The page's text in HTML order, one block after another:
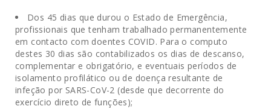
Dos 45 dias que durou o Estado de Emergência,
profissionais que tenham trabalhado permanentemente
em contacto com doentes COVID. Para o computo
destes 30 dias são contabilizados os dias de descanso,
complementar e obrigatório, e eventuais períodos de
isolamento profilático ou de doença resultante de
infeção por SARS-CoV-2 (desde que decorrente do
exercício direto de funções);